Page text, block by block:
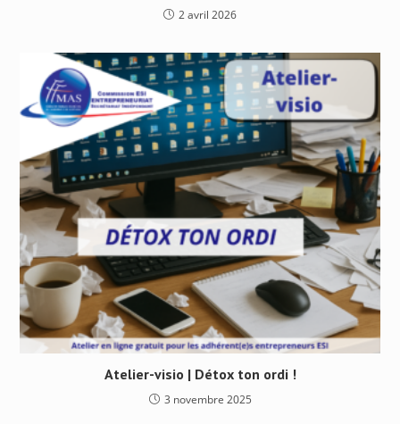
2 avril 2026
Atelier-visio | Détox ton ordi !
3 novembre 2025